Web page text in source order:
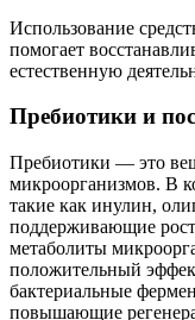
Использование
помогает
естественную
Пребиотики и
Пребиотики — это
микроорганизмов. В
такие как инулин,
поддерживающие
метаболиты
положительный
бактериальные
повышающие